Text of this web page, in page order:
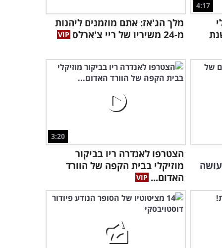
32:05
היזכרו בפועלו הרב של אחד
היזכרו באמן שהפך לסמל של
הזמר העברי עם המופע
הנוסטלגי הבא
1:08:00
במופע מלא שהוא חגיגה
לעיניים!
1:31:41
צפו בגרסה למפצח האגוזים
של צ'ייקובסקי שתעשה לכם
את היום!
אהבות שכאלה: צפו במופע
מחווה מרגש עם מיטב שירי
4:17
מלך הג'אז: אתם מוזמנים ליהנות
מ-24 משיריו של ריי צ'ארלס
3:20
הצטרפו לאנדרה ריו בביקור
מוזיקלי בבית הקפה של הוורד
האדום...